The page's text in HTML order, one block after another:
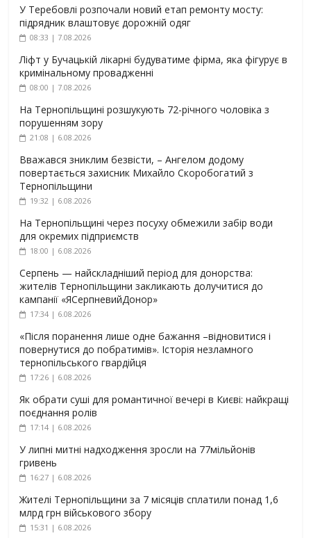
У Теребовлі розпочали новий етап ремонту мосту:
підрядник влаштовує дорожній одяг
08:33 | 7.08.2026
Ліфт у Бучацькій лікарні будуватиме фірма, яка фігурує в
кримінальному провадженні
08:00 | 7.08.2026
На Тернопільщині розшукують 72-річного чоловіка з
порушенням зору
21:08 | 6.08.2026
Вважався зниклим безвісти, – Ангелом додому
повертається захисник Михайло Скоробогатий з
Тернопільщини
19:32 | 6.08.2026
На Тернопільщині через посуху обмежили забір води
для окремих підприємств
18:00 | 6.08.2026
Серпень — найскладніший період для донорства:
жителів Тернопільщини закликають долучитися до
кампанії «ЯСерпневийДонор»
17:34 | 6.08.2026
«Після поранення лише одне бажання –відновитися і
повернутися до побратимів». Історія незламного
тернопільського гвардійця
17:26 | 6.08.2026
Як обрати суші для романтичної вечері в Києві: найкращі
поєднання ролів
17:14 | 6.08.2026
У липні митні надходження зросли на 77мільйонів
гривень
16:27 | 6.08.2026
Жителі Тернопільщини за 7 місяців сплатили понад 1,6
млрд грн військового збору
15:31 | 6.08.2026